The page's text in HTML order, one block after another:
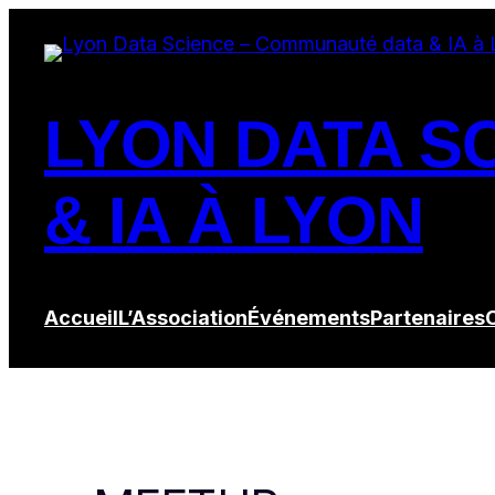
LYON DATA
& IA À LYON
AccueilL’AssociationÉvénementsPartenaires